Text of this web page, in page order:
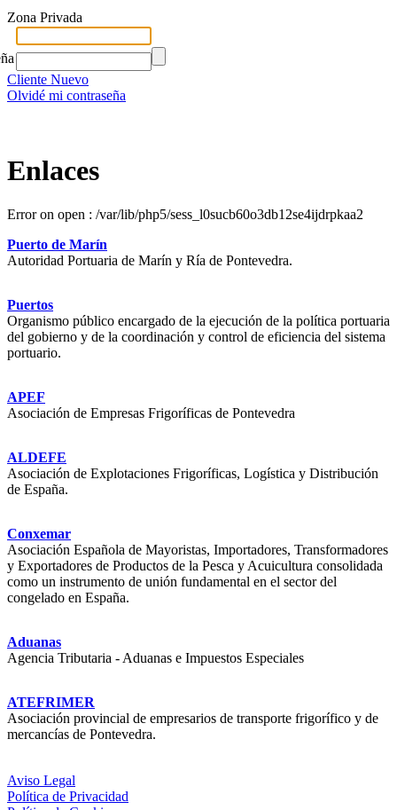
Zona Privada
Cliente Nuevo
Olvidé mi contraseña
Enlaces
Error on open : /var/lib/php5/sess_l0sucb60o3db12se4ijdrpkaa2
Puerto de Marín
Autoridad Portuaria de Marín y Ría de Pontevedra.
Puertos
Organismo público encargado de la ejecución de la política portuaria
del gobierno y de la coordinación y control de eficiencia del sistema
portuario.
APEF
Asociación de Empresas Frigoríficas de Pontevedra
ALDEFE
Asociación de Explotaciones Frigoríficas, Logística y Distribución
de España.
Conxemar
Asociación Española de Mayoristas, Importadores, Transformadores
y Exportadores de Productos de la Pesca y Acuicultura consolidada
como un instrumento de unión fundamental en el sector del
congelado en España.
Aduanas
Agencia Tributaria - Aduanas e Impuestos Especiales
ATEFRIMER
Asociación provincial de empresarios de transporte frigorífico y de
mercancías de Pontevedra.
Aviso Legal
Política de Privacidad